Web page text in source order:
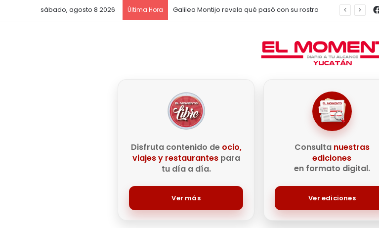
sábado, agosto 8 2026 Última Hora Galilea Montijo revela qué pasó con su rostro
Disfruta contenido de ocio,
viajes y restaurantespara
tu día a día.
Ver más
Consulta nuestras
ediciones
en formato digital.
Ver ediciones